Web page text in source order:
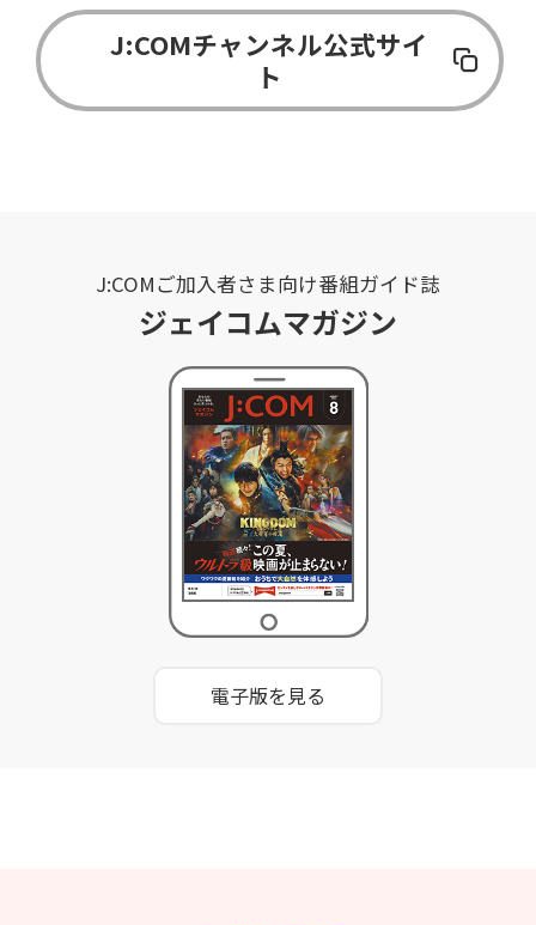
J:COMチャンネル公式サイ
ト
J:COMご加入者さま向け番組ガイド誌
ジェイコムマガジン
電子版を見る